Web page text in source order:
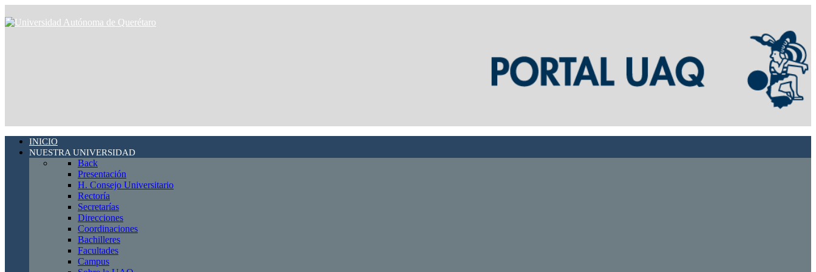
INICIO
NUESTRA UNIVERSIDAD
Back
Presentación
H. Consejo Universitario
Rectoría
Secretarías
Direcciones
Coordinaciones
Bachilleres
Facultades
Campus